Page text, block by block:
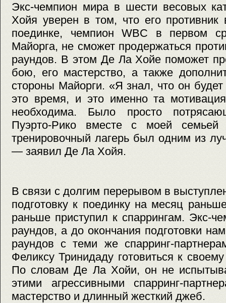
Экс-чемпион мира в шести весовых
Хойя уверен в том, что его
поединке, чемпион WBC в первом
Майорга, не сможет продержаться
раундов. В этом Де Ла Хойе поможет
бою, его мастерство, а также
стороны Майорги. «Я знал, что он
это время, и это именно та
необходима. Было просто
Пуэрто-Рико вместе с моей
тренировочный лагерь был одним из
— заявил Де Ла Хойя.
В связи с долгим перерывом в
подготовку к поединку на месяц
раньше приступил к спаррингам. Экс-
раундов, а до окончания подготовки
раундов с теми же спарринг-
Феликсу Тринидаду готовиться к
По словам Де Ла Хойи, он не
этими агрессивными спарринг-
мастерство и длинный жесткий джеб.